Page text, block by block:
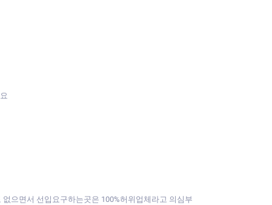
으면서 선입요구하는곳은 100%허위업체라고 의심부